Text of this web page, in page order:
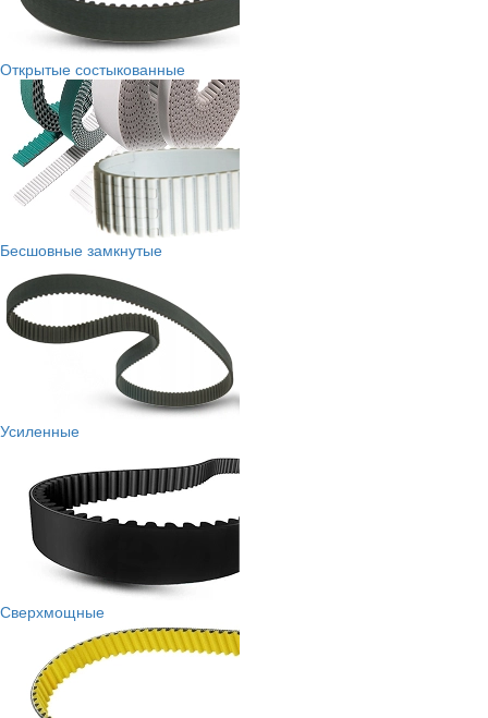
Открытые состыкованные
Бесшовные замкнутые
Усиленные
Сверхмощные